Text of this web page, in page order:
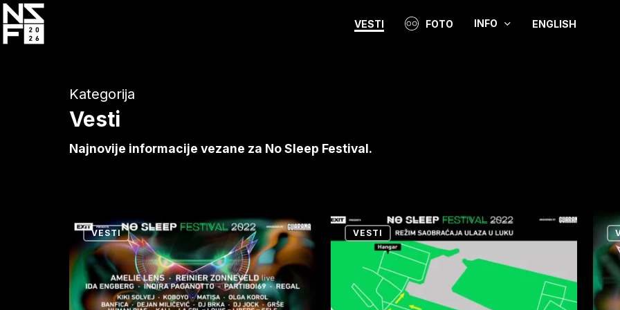
Skip
to
VESTI FOTO INFO ENGLISH
Kategorija
Vesti
Najnovije informacije vezane za No Sleep Festival.
Danas
počinju
No
Sleep
festival
VESTI
Obaveštenje
o
pravca
kretanja
VESTI
Pet
koje